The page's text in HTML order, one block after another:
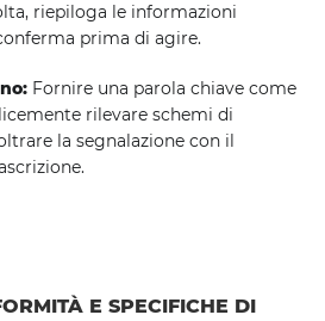
riepiloga le informazioni
prima di agire.
Fornire una parola chiave come
rilevare schemi di
la segnalazione con il
E SPECIFICHE DI